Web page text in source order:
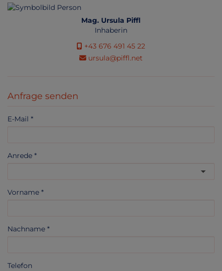
Mag. Ursula Piffl
Inhaberin
+43 676 491 45 22
ursula@piffl.net
Anfrage senden
E-Mail
Anrede
Vorname
Nachname
Telefon